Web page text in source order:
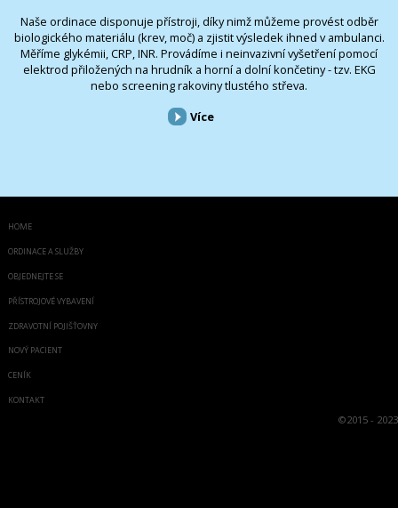
Naše ordinace disponuje přístroji, díky nimž můžeme provést odběr
biologického materiálu (krev, moč) a zjistit výsledek ihned v ambulanci.
Měříme glykémii, CRP, INR. Provádíme i neinvazivní vyšetření pomocí
elektrod přiložených na hrudník a horní a dolní končetiny - tzv. EKG
nebo screening rakoviny tlustého střeva.
Více
HOME
ORDINACE A SLUŽBY
OBJEDNEJTE SE
PŘÍSTROJOVÉ VYBAVENÍ
ZDRAVOTNÍ POJIŠŤOVNY
NOVÝ PACIENT
CENÍK
KONTAKT
©2015 - 2023